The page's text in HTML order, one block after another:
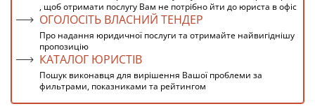
, щоб отримати послугу Вам не потрібно йти до юриста в офіс
ОГОЛОСІТЬ ВЛАСНИЙ ТЕНДЕР
Про надання юридичної послуги та отримайте найвигіднішу
пропозицію
КАТАЛОГ ЮРИСТІВ
Пошук виконавця для вирішення Вашої проблеми за
фильтрами, показниками та рейтингом